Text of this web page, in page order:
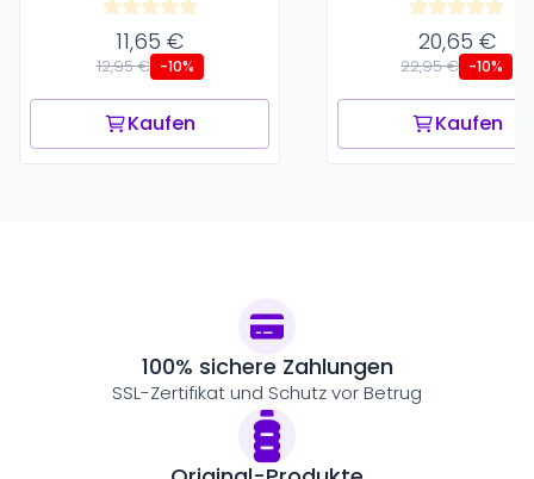
11,65 €
12,95 € -10%
Kaufen
20,65 €
22,95 € -10%
Kaufen
100% sichere Zahlungen
SSL-Zertifikat und Schutz vor Betrug